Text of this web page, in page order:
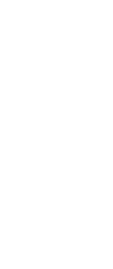
favoritos
favoritos